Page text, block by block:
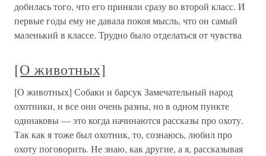
добилась того, что его приняли сразу во второй класс. И
первые годы ему не давала покоя мысль, что он самый
маленький в классе. Трудно было отделаться от чувства
[О животных]
[О животных] Собаки и барсук Замечательный народ
охотники, и все они очень разны, но в одном пункте
одинаковы — это когда начинаются рассказы про охоту.
Так как я тоже был охотник, то, сознаюсь, любил про
охоту поговорить. Не знаю, как другие, а я, рассказывая